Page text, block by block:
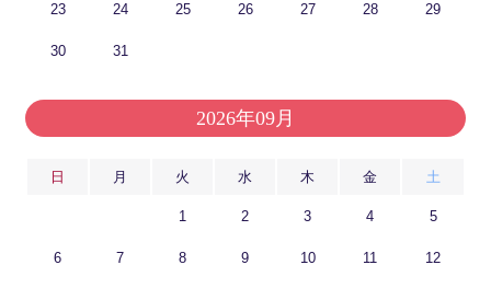
23 24 25 26 27 28 29
30 31
2026年09月
日 月 火 水 木 金 土
1 2 3 4 5
6 7 8 9 10 11 12